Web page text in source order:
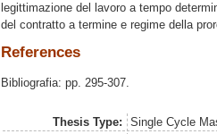
legittimazione del lavoro a tempo
del contratto a termine e regime della
References
Bibliografia: pp. 295-307.
Thesis Type:
Single Cycle